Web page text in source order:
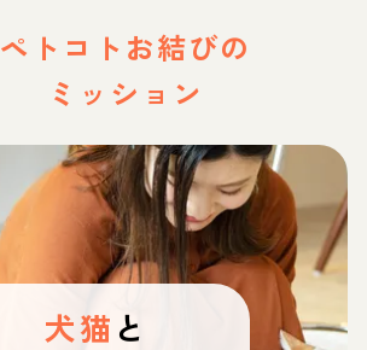
ペトコトお結びの
ミッション
犬猫 と